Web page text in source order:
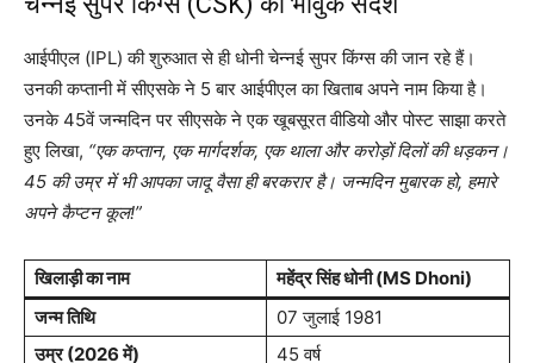
आईपीएल (IPL) की शुरुआत से ही धोनी चेन्नई सुपर किंग्स की जान रहे हैं।
उनकी कप्तानी में सीएसके ने 5 बार आईपीएल का खिताब अपने नाम किया है।
उनके 45वें जन्मदिन पर सीएसके ने एक खूबसूरत वीडियो और पोस्ट साझा करते
हुए लिखा, “एक कप्तान, एक मार्गदर्शक, एक थाला और करोड़ों दिलों की धड़कन।
45 की उम्र में भी आपका जादू वैसा ही बरकरार है। जन्मदिन मुबारक हो, हमारे
अपने कैप्टन कूल!”
खिलाड़ी का नाम
महेंद्र सिंह धोनी (MS Dhoni)
जन्म तिथि
07 जुलाई 1981
उम्र (2026 में)
45 वर्ष